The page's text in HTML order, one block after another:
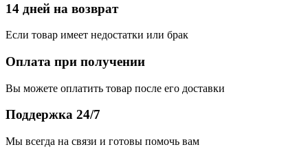
14 дней на возврат
Если товар имеет недостатки или брак
Оплата при получении
Вы можете оплатить товар после его доставки
Поддержка 24/7
Мы всегда на связи и готовы помочь вам